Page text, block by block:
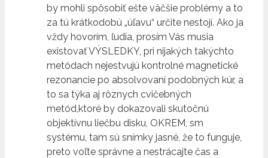
by mohli spôsobiť ešte väčšie problémy a to
za tú krátkodobú „úľavu“ určite nestojí. Ako ja
vždy hovorím, ľudia, prosím Vás musia
existovať VÝSLEDKY, pri nijakých takýchto
metódach nejestvujú kontrolné magnetické
rezonancie po absolvovaní podobných kúr, a
to sa týka aj rôznych cvičebných
metód,ktoré by dokazovali skutočnú
objektívnu liečbu disku, OKREM, sm
systému, tam sú snímky jasné, že to funguje,
preto voľte správne a nestrácajte čas a